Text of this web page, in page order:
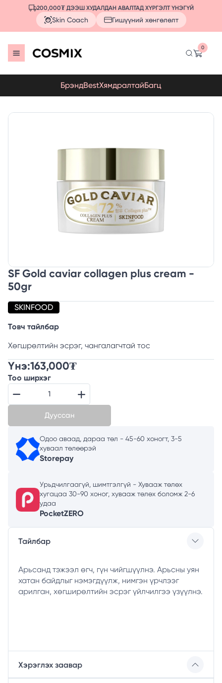
200,000₮ ДЭЭШ ХУДАЛДАН АВАЛТАД ХҮРГЭЛТ ҮНЭГҮЙ
Skin Coach Гишүүний хөнгөлөлт
0
БрэндBestХямдралтайБагц
SF Gold caviar collagen plus cream -
50gr
SKINFOOD
Товч тайлбар
Хөгшрөлтийн эсрэг, чангалагчтай тос
Үнэ:163,000₮
Тоо ширхэг
Дууссан
Одоо аваад, дараа төл - 45-60 хоногт, 3-5
хуваал төлөөрэй
Storepay
Урьдчилгаагүй, шимтгэлгүй - Хувааж төлөх
хугацаа 30-90 хоног, хувааж төлөх боломж 2-6
удаа
PocketZERO
Тайлбар
Арьсанд тэжээл өгч, гүн чийгшүүлнэ. Арьсны уян
хатан байдлыг нэмэгдүүлж, нимгэн үрчлээг
арилган, хөгширөлтийн эсрэг үйлчилгээ үзүүлнэ.
Хэрэглэх заавар